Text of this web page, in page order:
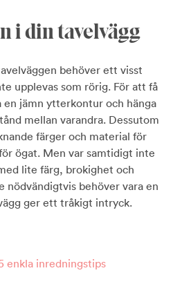
i din tavelvägg
behöver ett visst
upplevas som rörig. För att få
en jämn ytterkontur och hänga
mellan varandra. Dessutom
färger och material för
ögat. Men var samtidigt inte
lite färg, brokighet och
nödvändigtvis behöver vara en
ger ett tråkigt intryck.
enkla inredningstips